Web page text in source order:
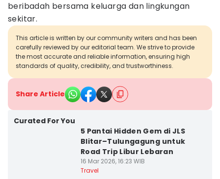
beribadah bersama keluarga dan lingkungan
sekitar.
This article is written by our community writers and has been
carefully reviewed by our editorial team. We strive to provide
the most accurate and reliable information, ensuring high
standards of quality, credibility, and trustworthiness.
Share Article
Curated For You
5 Pantai Hidden Gem di JLS
Blitar–Tulungagung untuk
Road Trip Libur Lebaran
16 Mar 2026, 16:23 WIB
Travel